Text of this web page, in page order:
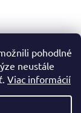
pohodlné
neustále
Viac informácií